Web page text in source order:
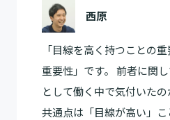
西原
「目線を高く持つことの
重要性」です。 前者に関
として働く中で気付いた
共通点は「目線が高い」